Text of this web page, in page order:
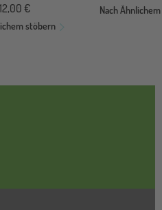
12,00 €
stöbern
Nach